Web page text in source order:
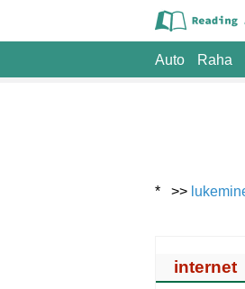
Auto Raha
* >>
internet